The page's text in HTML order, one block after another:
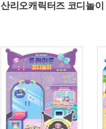
산리오캐릭터즈 코디놀이